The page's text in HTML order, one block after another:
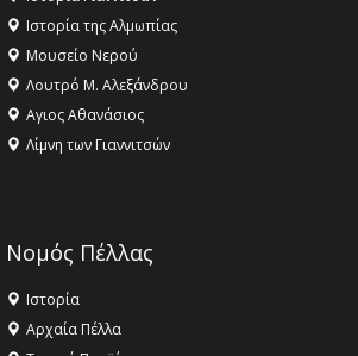
Ιστορία της Αλμωπίας
Μουσείο Νερού
Λουτρό Μ. Αλεξάνδρου
Αγιος Αθανάσιος
Λίμνη των Γιαννιτσών
Νομός Πέλλας
Ιστορία
Αρχαία Πέλλα